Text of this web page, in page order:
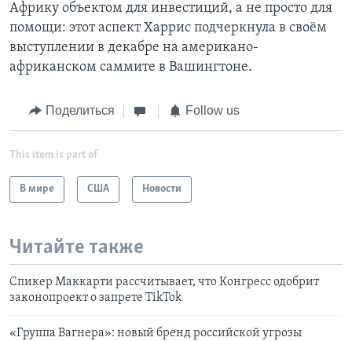
Африку объектом для инвестиций, а не просто для
помощи: этот аспект Харрис подчеркнула в своём
выступлении в декабре на американо-
африканском саммите в Вашингтоне.
Поделиться Follow us
This item is part of
В мире США Новости
Читайте также
Спикер Маккарти рассчитывает, что Конгресс одобрит
законопроект о запрете TikTok
«Группа Вагнера»: новый бренд российской угрозы